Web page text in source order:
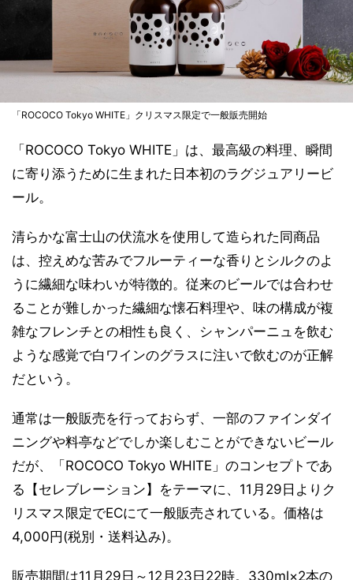
「ROCOCO Tokyo WHITE」クリスマス限定で一般販売開始
「ROCOCO Tokyo WHITE」は、最高級の料理、瞬間
に寄り添うために生まれた日本初のラグジュアリービ
ール。
清らかな富士山の伏流水を使用して造られた同商品
は、控えめな苦みでフルーティーな香りとシルクのよ
うに繊細な味わいが特徴的。従来のビールでは合わせ
ることが難しかった繊細な懐石料理や、味の構成が複
雑なフレンチとの相性も良く、シャンパーニュを飲む
ような感覚で白ワインのグラスに注いで飲むのが正解
だという。
通常は一般販売を行っておらず、一部のファインダイ
ニングや料亭などでしか楽しむことができないビール
だが、「ROCOCO Tokyo WHITE」のコンセプトであ
る【セレブレーション】をテーマに、11月29日よりク
リスマス限定でECにて一般販売されている。価格は
4,000円(税別・送料込み)。
販売期間は11月29日～12月23日22時。330ml×2本の